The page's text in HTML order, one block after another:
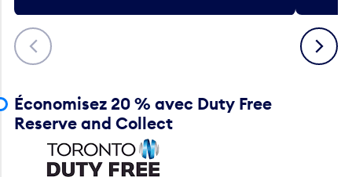
Précédent Suivant
Économisez 20 % avec Duty Free
Reserve and Collect